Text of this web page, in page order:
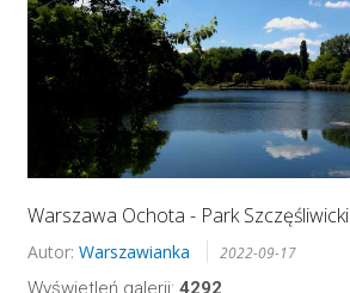
Warszawa Ochota - Park Szczęśliwicki
Autor: Warszawianka 2022-09-17
Wyświetleń galerii: 4292